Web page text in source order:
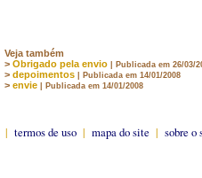
Veja também
> Obrigado pela envio | Publicada em 26/03/
> depoimentos | Publicada em 14/01/2008
> envie | Publicada em 14/01/2008
| termos de uso | mapa do site | sobre o